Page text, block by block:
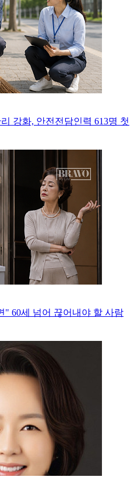
강화, 안전전담인력 613명 첫
" 60세 넘어 끊어내야 할 사람